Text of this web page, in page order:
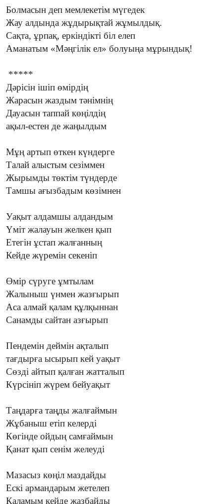
Болмасын деп мемлекетім мүгедек
Жау алдында жұдырықтай жұмылдық.
Сақта, ұрпақ, еркіндікті біл елеп
Аманатым «Мәңгілік ел» болуыңа мұрындық!
*****
Дәрісін ішіп өмірдің
Жарасын жаздым тәнімнің
Дауасын таппай көңілдің
ақыл-естен де жаңылдым
Мұң артып өткен күндерге
Талай алыстым сезіммен
Жырымды төктім түндерде
Тамшы ағызбадым көзімнен
Уақыт алдамшы алдандым
Үміт жалауын желкен қып
Етегін ұстап жалғанның
Кейде жүремін секеніп
Өмір сүруге ұмтылам
Жалыныш үнмен жазғырып
Аса алмай қалам құлқыннан
Санамды сайтан азғырып
Пендемін деймін ақталып
тағдырға ысырып кей уақыт
Сөзді айтып қалған жатталып
Күрсініп жүрем бейуақыт
Таңдарға таңды жалғаймын
Жұбаныш етіп келерді
Көгінде ойдың самғаймын
Қанат қып сенім желеуді
Мазасыз көңіл маздайды
Ескі армандарым жетелеп
Қаламым кейде жазбайды